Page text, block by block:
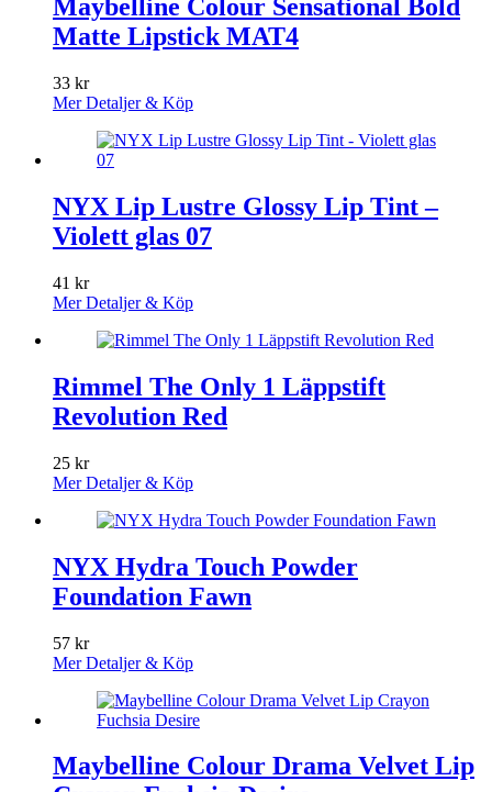
Maybelline Colour Sensational Bold
Matte Lipstick MAT4
33 kr
Mer Detaljer & Köp
NYX Lip Lustre Glossy Lip Tint –
Violett glas 07
41 kr
Mer Detaljer & Köp
Rimmel The Only 1 Läppstift
Revolution Red
25 kr
Mer Detaljer & Köp
NYX Hydra Touch Powder
Foundation Fawn
57 kr
Mer Detaljer & Köp
Maybelline Colour Drama Velvet Lip